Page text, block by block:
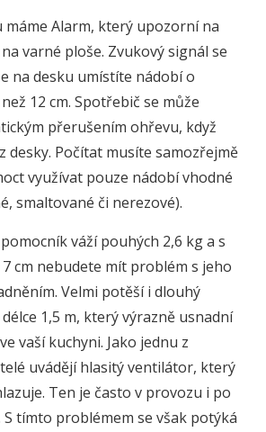
máme Alarm, který upozorní na
varné ploše. Zvukový signál se
na desku umístíte nádobí o
12 cm. Spotřebič se může
přerušením ohřevu, když
desky. Počítat musíte samozřejmě
využívat pouze nádobí vhodné
smaltované či nerezové).
váží pouhých 2,6 kg a s
cm nebudete mít problém s jeho
Velmi potěší i dlouhý
1,5 m, který výrazně usnadní
vaší kuchyni. Jako jednu z
uvádějí hlasitý ventilátor, který
Ten je často v provozu i po
tímto problémem se však potýká